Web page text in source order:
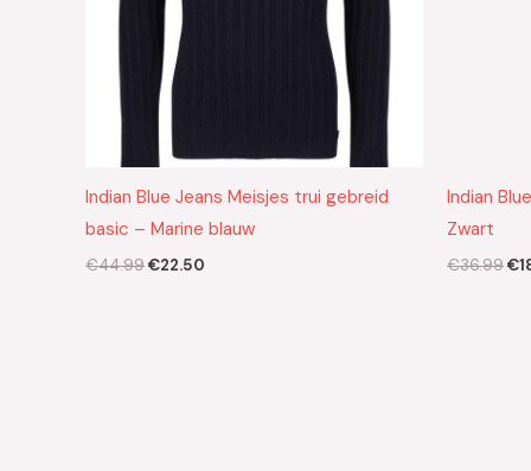
Indian Blue Jeans Meisjes trui gebreid
basic – Marine blauw
€44.99€22.50
Indian
Zwart
€36.99€